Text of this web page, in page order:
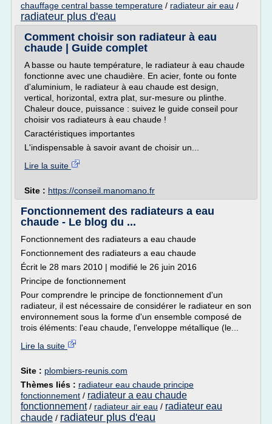
chauffage central basse temperature / radiateur air eau /
radiateur plus d'eau
Comment choisir son radiateur à eau
chaude | Guide complet
A basse ou haute température, le radiateur à eau chaude
fonctionne avec une chaudière. En acier, fonte ou fonte
d'aluminium, le radiateur à eau chaude est design,
vertical, horizontal, extra plat, sur-mesure ou plinthe.
Chaleur douce, puissance : suivez le guide conseil pour
choisir vos radiateurs à eau chaude !
Caractéristiques importantes
L'indispensable à savoir avant de choisir un...
Lire la suite
Site : https://conseil.manomano.fr
Fonctionnement des radiateurs a eau
chaude - Le blog du ...
Fonctionnement des radiateurs a eau chaude
Fonctionnement des radiateurs a eau chaude
Écrit le 28 mars 2010 | modifié le 26 juin 2016
Principe de fonctionnement
Pour comprendre le principe de fonctionnement d'un
radiateur, il est nécessaire de considérer le radiateur en son
environnement sous la forme d'un ensemble composé de
trois éléments: l'eau chaude, l'enveloppe métallique (le...
Lire la suite
Site : plombiers-reunis.com
Thèmes liés : radiateur eau chaude principe
fonctionnement / radiateur a eau chaude
fonctionnement/ radiateur air eau / radiateur eau
chaude / radiateur plus d'eau